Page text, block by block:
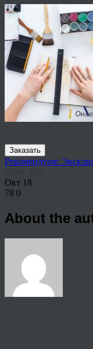
Заказать
Рекомендуем:
Окт 18
78 0
About the